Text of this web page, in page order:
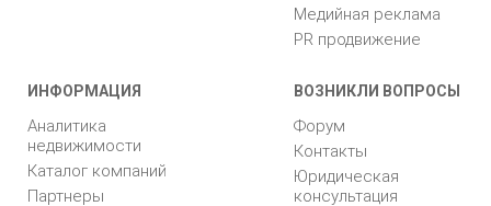
Медийная реклама
PR продвижение
ИНФОРМАЦИЯ
Аналитика
недвижимости
Каталог компаний
Партнеры
ВОЗНИКЛИ ВОПРОСЫ
Форум
Контакты
Юридическая
консультация